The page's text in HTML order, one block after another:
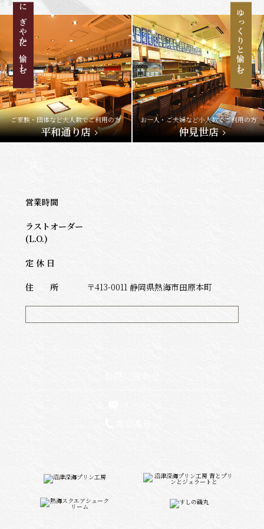
ご家族・団体など大人数でご利用の方
平和通り店
にぎやかに愉しむ
お一人・ご夫婦など小人数でご利用の方
仲見世店
ゆっくりと愉しむ
営業時間
ラストオーダー
(L.O.)
定 休 日
住 所 〒413-0011 静岡県熱海市田原本町